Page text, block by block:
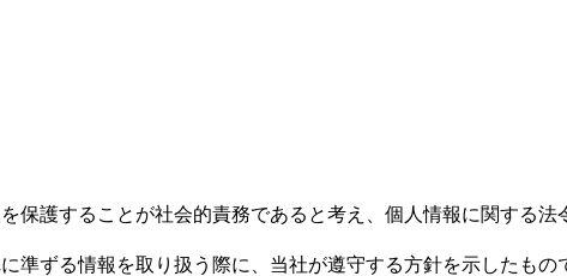
保護することが社会的責務であると考え、個人情報に関する
準ずる情報を取り扱う際に、当社が遵守する方針を示したもの